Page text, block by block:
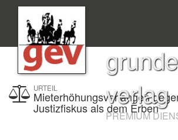
verlag
PREMIUM
URTEIL
Mieterhöhungsverlangen
Justizfiskus als dem Erben